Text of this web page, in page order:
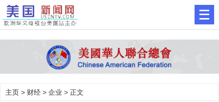
主页 > 财经 > 企业 > 正文